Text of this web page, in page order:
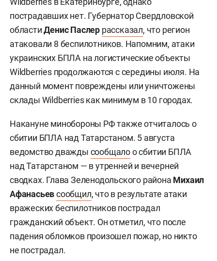
пострадавших нет. Губернатор Свердловской
областиДенис Паслер рассказал, что регион
атаковали 8 беспилотников. Напомним, атаки
украинских БПЛА на логистические объекты
Wildberries продолжаются с середины июля. На
данный момент повреждены или уничтожены
склады Wildberries как минимум в 10 городах.
Накануне минобороны РФ также отчиталось о
сбитии БПЛА над Татарстаном. 5 августа
ведомство дважды сообщалоо сбитии БПЛА
над Татарстаном — в утренней и вечерней
сводках. Глава Зеленодольского района Михаил
Афанасьевсообщил, что в результате атаки
вражеских беспилотников пострадал
гражданский объект. Он отметил, что после
падения обломков произошел пожар, но никто
не пострадал.